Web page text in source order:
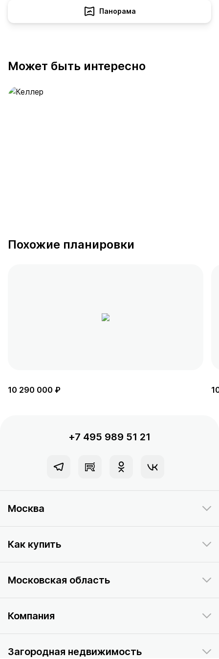
Панорама
Может быть интересно
Похожие планировки
10 290 000 ₽
+7 495 989 51 21
Москва
Как купить
Московская область
Компания
Загородная недвижимость